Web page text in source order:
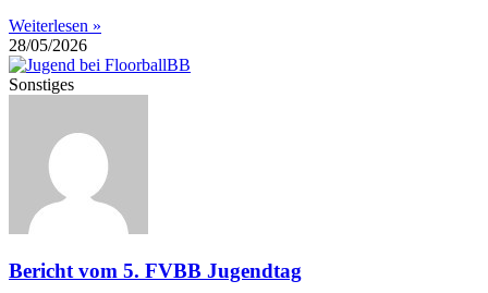
Weiterlesen »
28/05/2026
Sonstiges
Bericht vom 5. FVBB Jugendtag